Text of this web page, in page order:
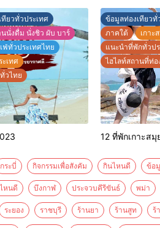
ยวทั่วประเทศ
นนั่งดื่ม นั่งชิว ผับ บาร์
ฟ่ทั่วประเทศไทย
เทศ
วไทย
ข้อมูลท่องเทียวทั่
ภาคใต้
เกาะ
แนะนำที่พักทั่วปร
ไฮไลท์สถานที่ท่อ
12 ที่พักเกาะสมุ
กระบี่ กิจกรรมเพื่อสังคัม กินไหนดี ข้อ
หนดี บึงกาฬ ประจวบคีรีขันธ์ พม่า
ระยอง ราชบุรี ร้านยา ร้านสูท ร้